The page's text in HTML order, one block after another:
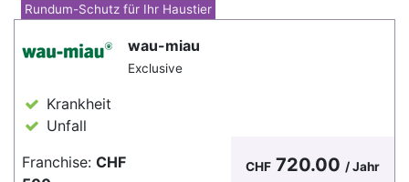
Rundum-Schutz für Ihr Haustier
wau-miau
Exclusive
Krankheit
Unfall
Franchise: CHF
CHF 720.00 / Jahr